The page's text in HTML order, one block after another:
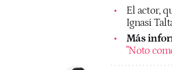
El actor,
Ignasi
Más
"Noto